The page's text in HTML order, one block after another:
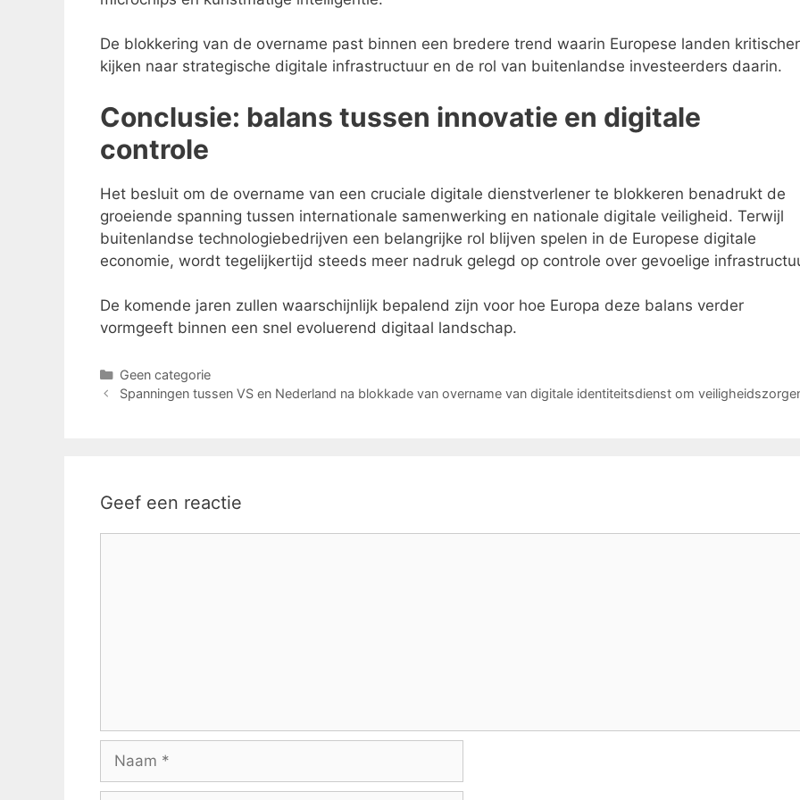
De blokkering van de overname past binnen een bredere trend waarin Europese landen kritischer
kijken naar strategische digitale infrastructuur en de rol van buitenlandse investeerders daarin.
Conclusie: balans tussen innovatie en digitale
controle
Het besluit om de overname van een cruciale digitale dienstverlener te blokkeren benadrukt de
groeiende spanning tussen internationale samenwerking en nationale digitale veiligheid. Terwijl
buitenlandse technologiebedrijven een belangrijke rol blijven spelen in de Europese digitale
economie, wordt tegelijkertijd steeds meer nadruk gelegd op controle over gevoelige
De komende jaren zullen waarschijnlijk bepalend zijn voor hoe Europa deze balans verder
vormgeeft binnen een snel evoluerend digitaal landschap.
Categorieën
Geen categorie
Spanningen tussen VS en Nederland na blokkade van overname van digitale identiteitsdienst om
Geef een reactie